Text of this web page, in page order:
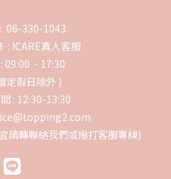
06-330-1043
: ICARE真人客服
09:00 - 17:30
定假日除外 )
: 12:30-13:30
請轉聯絡我們或撥打客服專線)